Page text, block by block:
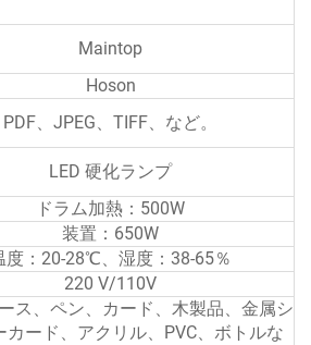
Maintop
Hoson
PDF、JPEG、TIFF、など。
LED 硬化ランプ
ドラム加熱：500W
装置：650W
度：20-28℃、湿度：38-65％
220 V/110V
ス、ペン、カード、木製品、金属シ
カード、アクリル、PVC、ボトルな